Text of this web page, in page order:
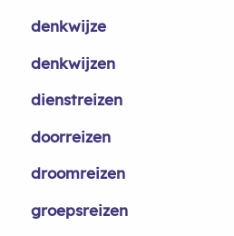
denkwijze
denkwijzen
dienstreizen
doorreizen
droomreizen
groepsreizen